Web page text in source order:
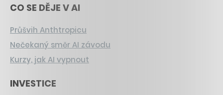
CO SE DĚJE V AI
Průšvih Anthtropicu
Nečekaný směr AI závodu
Kurzy, jak AI vypnout
INVESTICE